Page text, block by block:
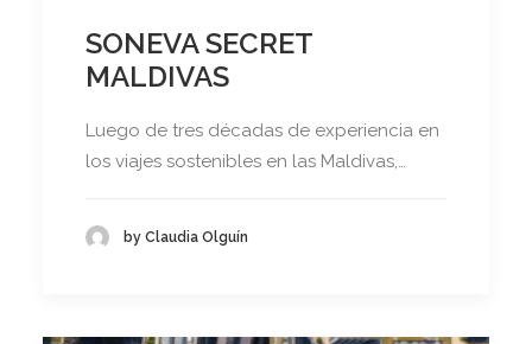
SONEVA SECRET
MALDIVAS
Luego de tres décadas de experiencia en
los viajes sostenibles en las Maldivas,…
by Claudia Olguín